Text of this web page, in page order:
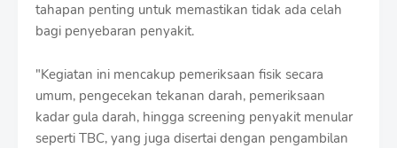
tahapan penting untuk memastikan tidak ada celah
bagi penyebaran penyakit.
"Kegiatan ini mencakup pemeriksaan fisik secara
umum, pengecekan tekanan darah, pemeriksaan
kadar gula darah, hingga screening penyakit menular
seperti TBC, yang juga disertai dengan pengambilan